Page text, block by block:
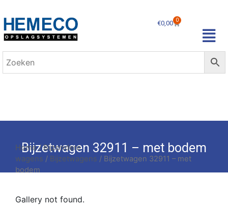
€0,00 0
Bijzetwagen 32911 – met bodem
Home/Bijzondere
wagens / Bijzetwagens / Bijzetwagen 32911 – met
bodem
Gallery not found.